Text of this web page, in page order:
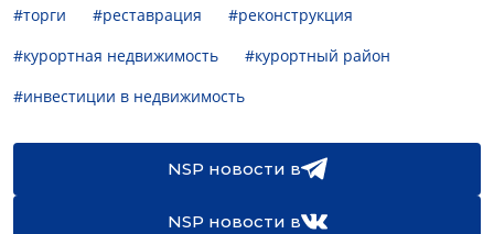
#торги #реставрация
#реконструкция
#курортная недвижимость
#курортный район
#инвестиции в недвижимость
NSP новости в
NSP новости в